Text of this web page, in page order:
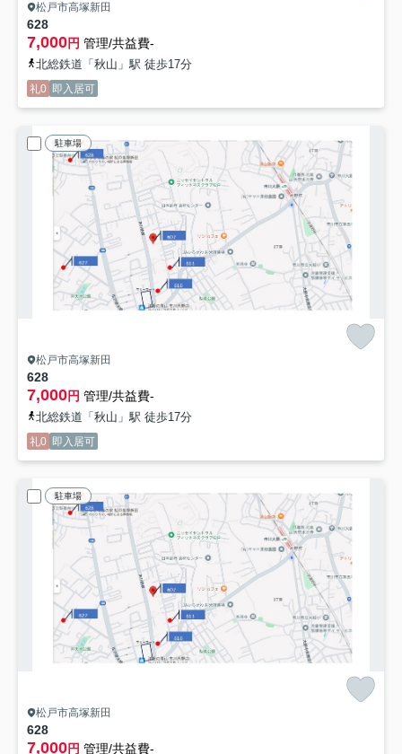
松戸市高塚新田
628
7,000円 管理/共益費-
北総鉄道「秋山」駅 徒歩17分
礼0 即入居可
駐車場
松戸市高塚新田
628
7,000円 管理/共益費-
北総鉄道「秋山」駅 徒歩17分
礼0 即入居可
駐車場
松戸市高塚新田
628
7,000円 管理/共益費-